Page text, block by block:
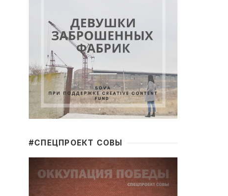
#CПЕЦПРОЕКТ СОВЫ